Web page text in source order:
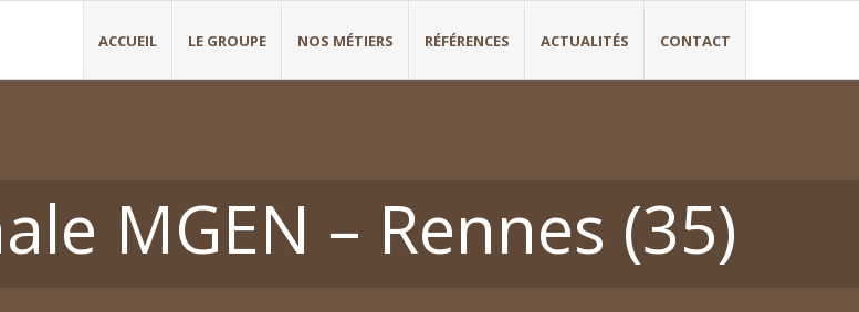
ACCUEIL LE GROUPE NOS MÉTIERS RÉFÉRENCES ACTUALITÉS CONTACT
MGEN – Rennes (35)